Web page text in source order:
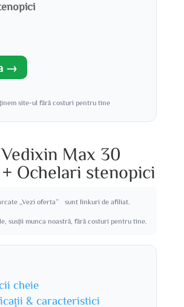
→
site-ul fără costuri pentru tine
Max 30
Ochelari stenopici
„Vezi oferta” sunt linkuri de afiliat.
susții munca noastră, fără costuri pentru tine.
cheie
& caracteristici